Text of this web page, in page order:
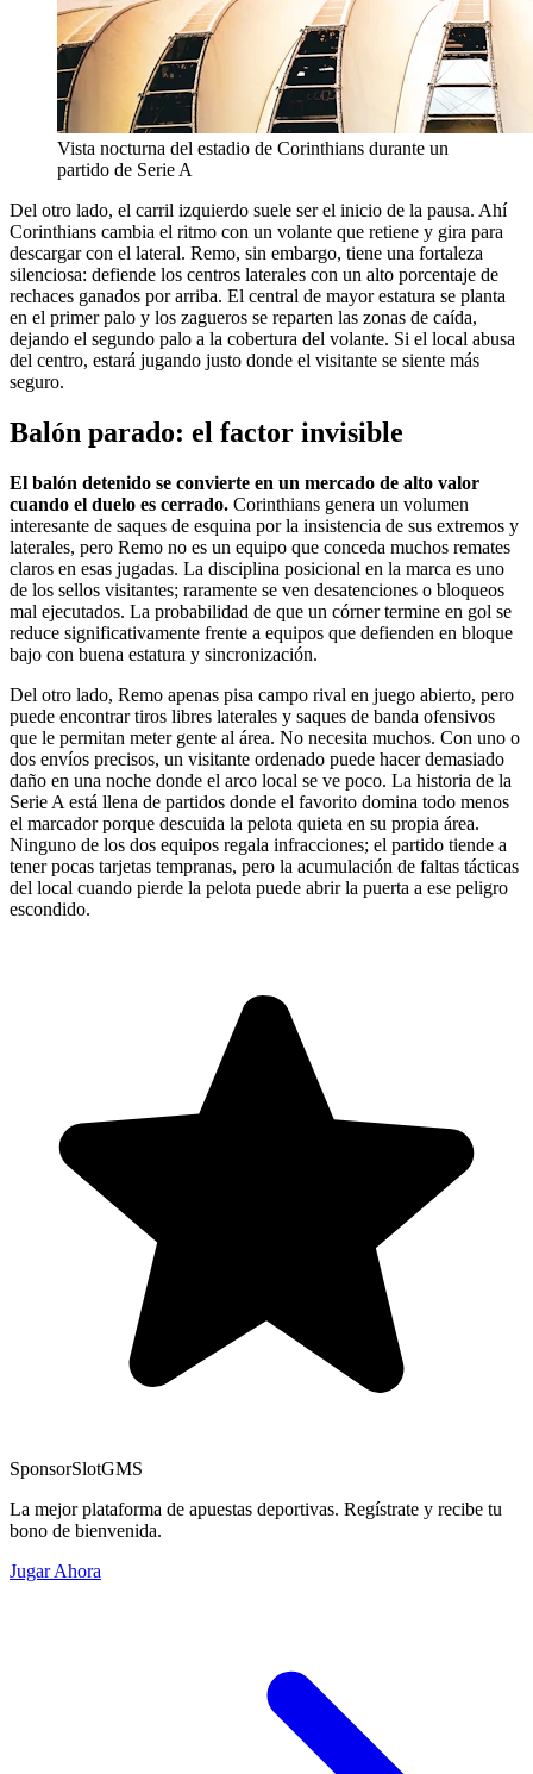
Vista nocturna del estadio de Corinthians durante un
partido de Serie A
Del otro lado, el carril izquierdo suele ser el inicio de la pausa. Ahí
Corinthians cambia el ritmo con un volante que retiene y gira para
descargar con el lateral. Remo, sin embargo, tiene una fortaleza
silenciosa: defiende los centros laterales con un alto porcentaje de
rechaces ganados por arriba. El central de mayor estatura se planta
en el primer palo y los zagueros se reparten las zonas de caída,
dejando el segundo palo a la cobertura del volante. Si el local abusa
del centro, estará jugando justo donde el visitante se siente más
seguro.
Balón parado: el factor invisible
El balón detenido se convierte en un mercado de alto valor
cuando el duelo es cerrado. Corinthians genera un volumen
interesante de saques de esquina por la insistencia de sus extremos y
laterales, pero Remo no es un equipo que conceda muchos remates
claros en esas jugadas. La disciplina posicional en la marca es uno
de los sellos visitantes; raramente se ven desatenciones o bloqueos
mal ejecutados. La probabilidad de que un córner termine en gol se
reduce significativamente frente a equipos que defienden en bloque
bajo con buena estatura y sincronización.
Del otro lado, Remo apenas pisa campo rival en juego abierto, pero
puede encontrar tiros libres laterales y saques de banda ofensivos
que le permitan meter gente al área. No necesita muchos. Con uno o
dos envíos precisos, un visitante ordenado puede hacer demasiado
daño en una noche donde el arco local se ve poco. La historia de la
Serie A está llena de partidos donde el favorito domina todo menos
el marcador porque descuida la pelota quieta en su propia área.
Ninguno de los dos equipos regala infracciones; el partido tiende a
tener pocas tarjetas tempranas, pero la acumulación de faltas tácticas
del local cuando pierde la pelota puede abrir la puerta a ese peligro
escondido.
SponsorSlotGMS
La mejor plataforma de apuestas deportivas. Regístrate y recibe tu
bono de bienvenida.
Jugar Ahora